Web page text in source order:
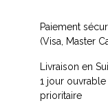
Paiement
(Visa, Master
Livraison en
1 jour
prioritaire